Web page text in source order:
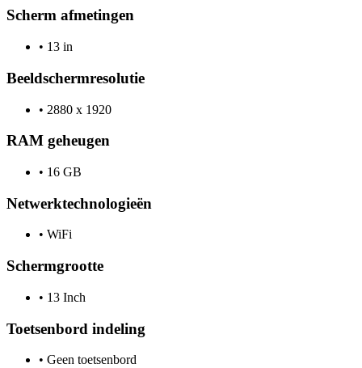
Scherm afmetingen
• 13 in
Beeldschermresolutie
• 2880 x 1920
RAM geheugen
• 16 GB
Netwerktechnologieën
• WiFi
Schermgrootte
• 13 Inch
Toetsenbord indeling
• Geen toetsenbord